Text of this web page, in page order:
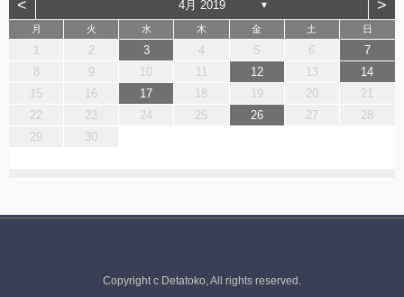
< 4月 2019 ▼ >
月 火 水 木 金 土 日
1 2 3 4 5 6
7
8
9 10 11 12 13
14
15
16 17 18 19 20
21
22
23 24 25 26 27
28
29
30
Copyright c Detatoko, All rights reserved.